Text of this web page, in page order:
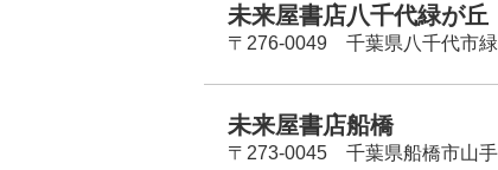
未来屋書店八千代緑が丘
〒276-0049 千葉県八千代市
未来屋書店船橋
〒273-0045 千葉県船橋市山